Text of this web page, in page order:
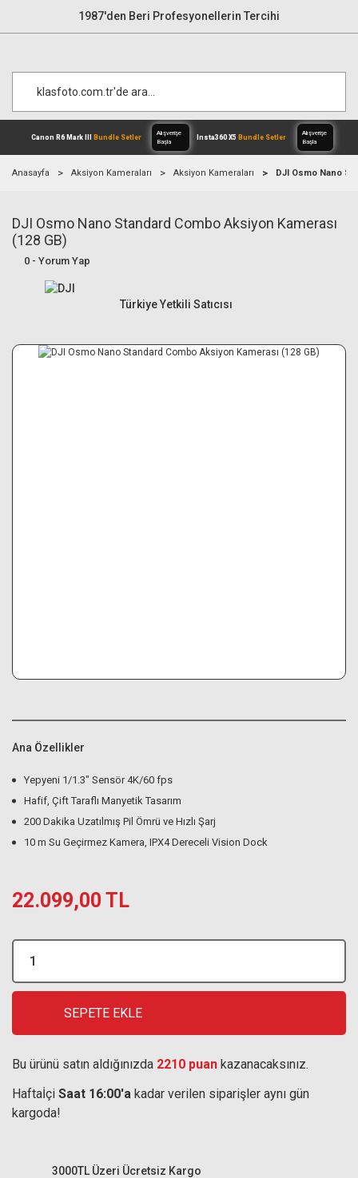
1987'den Beri Profesyonellerin Tercihi
Canon R6 Mark IIIBundle Setler
Alışverişe
Anasayfa Aksiyon Kameraları Aksiyon Kameraları DJI Osmo Nano
DJI Osmo Nano Standard Combo Aksiyon Kamerası
(128 GB)
0 - Yorum Yap
Türkiye Yetkili Satıcısı
Ana Özellikler
Yepyeni 1/1.3″ Sensör 4K/60 fps
Hafif, Çift Taraflı Manyetik Tasarım
200 Dakika Uzatılmış Pil Ömrü ve Hızlı Şarj
10 m Su Geçirmez Kamera, IPX4 Dereceli Vision Dock
22.099,00 TL
SEPETE EKLE
Bu ürünü satın aldığınızda 2210 puan kazanacaksınız.
Haftaİçi Saat 16:00'a kadar verilen siparişler aynı gün
kargoda!
3000TL Üzeri Ücretsiz Kargo